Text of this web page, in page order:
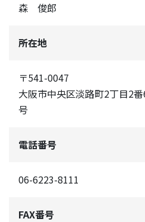
森 俊郎
所在地
〒541-0047
大阪市中央区淡路町2丁目2
号
電話番号
06-6223-8111
FAX番号